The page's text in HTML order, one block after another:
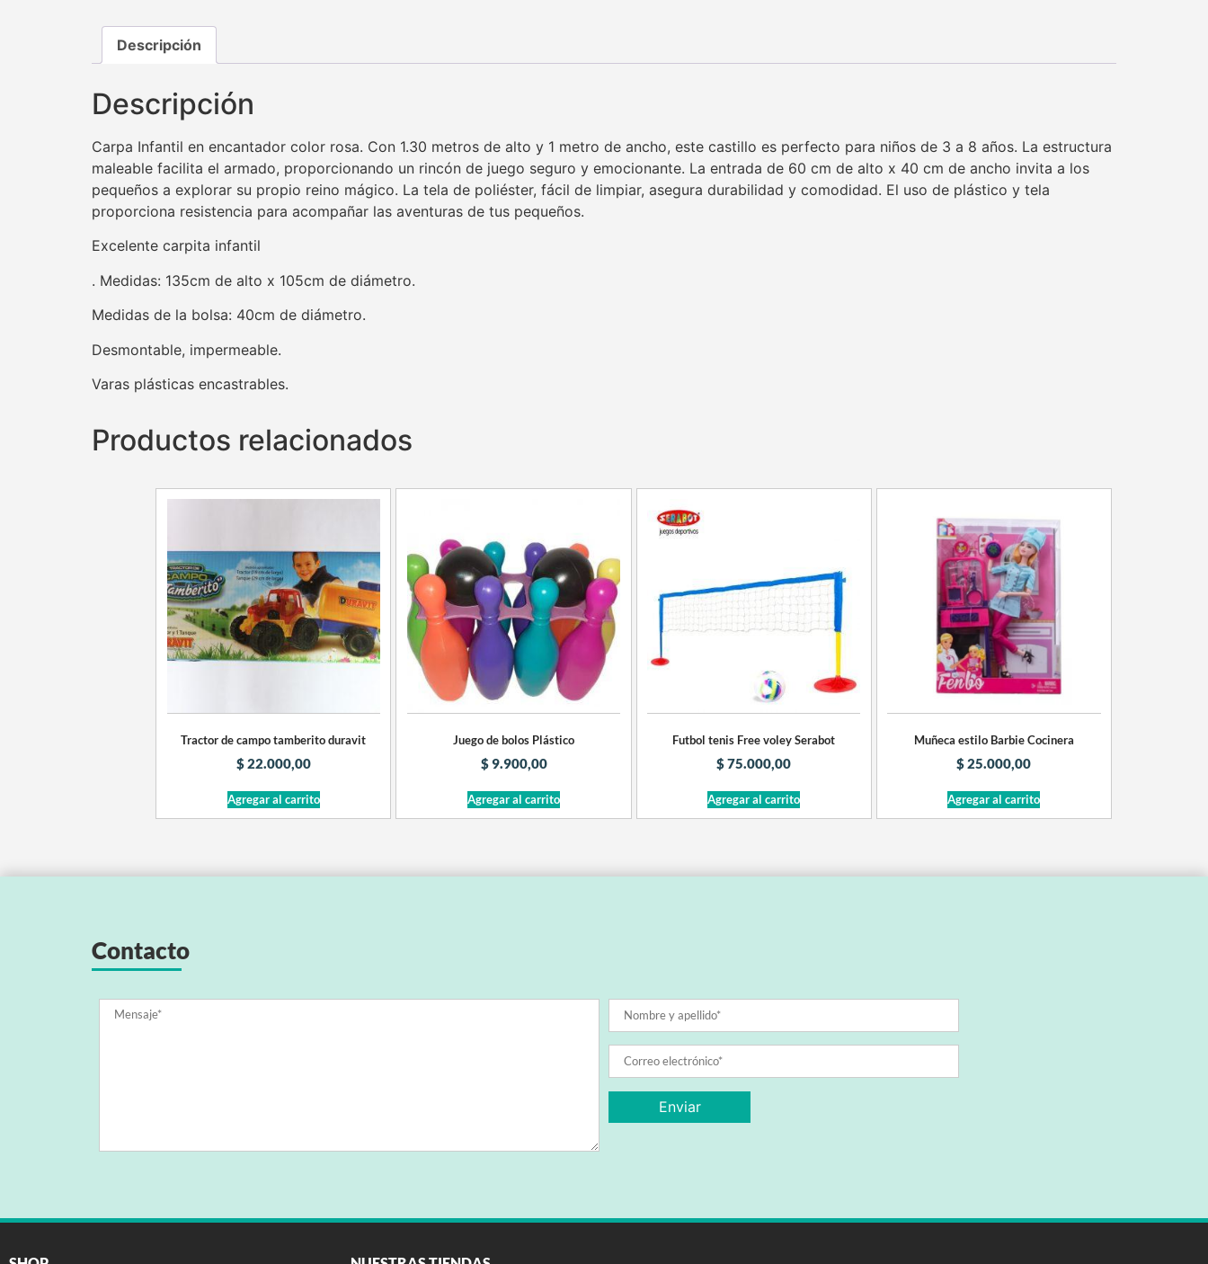
Descripción
Descripción
Carpa Infantil en encantador color rosa. Con 1.30 metros de alto y 1 metro de ancho, este castillo es perfecto para niños de 3 a 8 años. La estructura
maleable facilita el armado, proporcionando un rincón de juego seguro y emocionante. La entrada de 60 cm de alto x 40 cm de ancho invita a los
pequeños a explorar su propio reino mágico. La tela de poliéster, fácil de limpiar, asegura durabilidad y comodidad. El uso de plástico y tela
proporciona resistencia para acompañar las aventuras de tus pequeños.
Excelente carpita infantil
. Medidas: 135cm de alto x 105cm de diámetro.
Medidas de la bolsa: 40cm de diámetro.
Desmontable, impermeable.
Varas plásticas encastrables.
Productos relacionados
Tractor de campo tamberito duravit
$22.000,00
Agregar al carrito
Juego de bolos Plástico
$9.900,00
Agregar al carrito
Futbol tenis Free voley Serabot
$75.000,00
Agregar al carrito
Muñeca estilo Barbie Cocinera
$25.000,00
Agregar al carrito
Contacto